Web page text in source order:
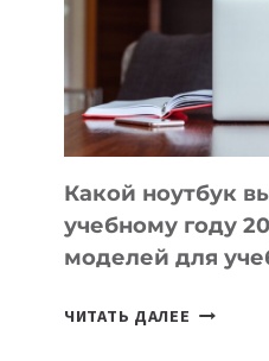
БЕЗ
КОДА
Какой ноутбук
учебному году
моделей для
ЧИТАТЬ ДАЛЕЕ КАКОЙ